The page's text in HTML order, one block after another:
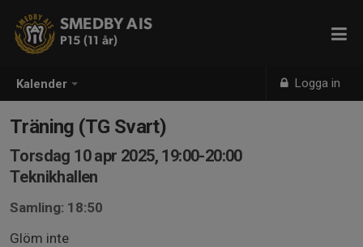
Kalender Logga in
SMEDBY AIS
P15 (11 år)
Träning (TG Svart)
Torsdag 10 apr 2025, 19:00-20:00
Teknikhallen
Samling: 18:50
Glöm inte